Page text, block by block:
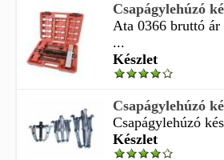
Csapágylehúzó
Ata 0366 bruttó
...
Készlet
Csapágylehúzó
Csapágylehúzó
Készlet